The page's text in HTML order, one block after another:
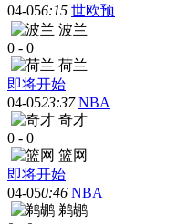
04-056:15 世欧预
波兰
0 - 0
荷兰
即将开始
04-0523:37 NBA
奇才
0 - 0
篮网
即将开始
04-050:46 NBA
鹈鹕